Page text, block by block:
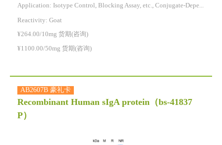
Application: Isotype Control, Blocking Assay, etc., Conjugate-Dependent.
Reactivity: Goat
¥264.00/10mg 货期(咨询)
¥1100.00/50mg 货期(咨询)
AB2607B 豪礼卡
Recombinant Human sIgA protein （bs-41837
P）